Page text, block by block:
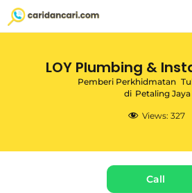
LOY Plumbing &
Pemberi Perkhidmatan
di Petaling Jaya
Views: 327
Call